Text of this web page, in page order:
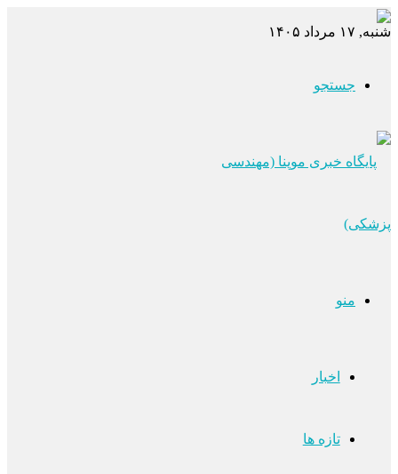
شنبه, ۱۷ مرداد ۱۴۰۵
جستجو
منو
اخبار
تازه ها